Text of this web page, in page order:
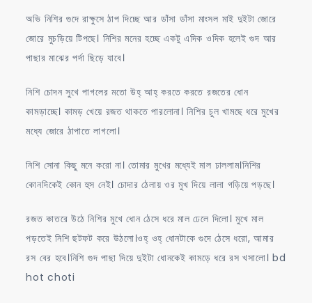
অভি নিশির গুদে রাক্ষুসে ঠাপ দিচ্ছে আর ডাঁসা ডাঁসা মাংসল মাই দুইটা জোরে
জোরে মুচড়িয়ে টিপছে। নিশির মনের হচ্ছে একটু এদিক ওদিক হলেই গুদ আর
পাছার মাঝের পর্দা ছিড়ে যাবে।
নিশি চোদন সুখে পাগলের মতো উহ্‌ আহ্‌ করতে করতে রজতের ধোন
কামড়াচ্ছে। কামড় খেয়ে রজত থাকতে পারলোনা। নিশির চুল খামছে ধরে মুখের
মধ্যে জোরে ঠাপাতে লাগলো।
নিশি সোনা কিছু মনে করো না। তোমার মুখের মধ্যেই মাল ঢাললাম।নিশির
কোনদিকেই কোন হুস নেই। চোদার ঠেলায় ওর মুখ দিয়ে লালা গড়িয়ে পড়ছে।
রজত কাতরে উঠে নিশির মুখে ধোন ঠেসে ধরে মাল ঢেলে দিলো। মুখে মাল
পড়তেই নিশি ছটফট করে উঠলো।ওহ্‌ ওহ্‌ ধোনটাকে গুদে ঠেসে ধরো, আমার
রস বের হবে।নিশি গুদ পাছা দিয়ে দুইটা ধোনকেই কামড়ে ধরে রস খসালো। bd
hot choti